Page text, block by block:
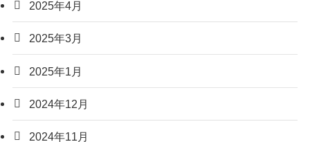
2025年4月
2025年3月
2025年1月
2024年12月
2024年11月